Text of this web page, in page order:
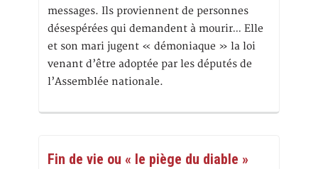
messages. Ils proviennent de personnes
désespérées qui demandent à mourir… Elle
et son mari jugent « démoniaque » la loi
venant d’être adoptée par les députés de
l’Assemblée nationale.
Fin de vie ou « le piège du diable »